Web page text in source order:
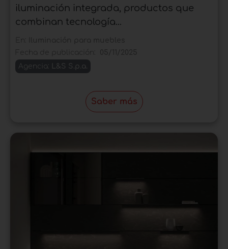
iluminación integrada, productos que
combinan tecnología...
Agencia:
L&S S.p.a.
Saber más